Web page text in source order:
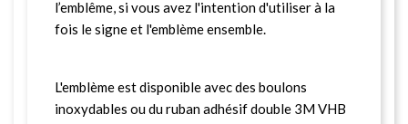
l’emblême, si vous avez l'intention d'utiliser à la
fois le signe et l'emblème ensemble.
L'emblème est disponible avec des boulons
inoxydables ou du ruban adhésif double 3M VHB